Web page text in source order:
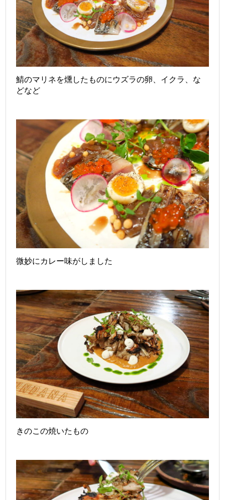
鯖のマリネを燻したものにウズラの卵、イクラ、な
どなど
微妙にカレー味がしました
きのこの焼いたもの